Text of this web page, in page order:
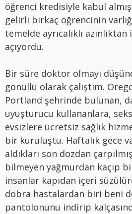
öğrenci kredisiyle kabul
gelirli birkaç öğrencinin
temelde ayrıcalıklı
açıyordu.
Bir süre doktor olmayı
gönüllü olarak çalıştım.
Portland şehrinde bulunan,
uyuşturucu kullananlara,
evsizlere ücretsiz sağlık
bir kuruluştu. Haftalık gece
aldıkları son dozdan
bilmeyen yağmurdan kaçıp
insanlar kapıdan içeri
dobra hastalardan biri beni
pantolonunu indirip